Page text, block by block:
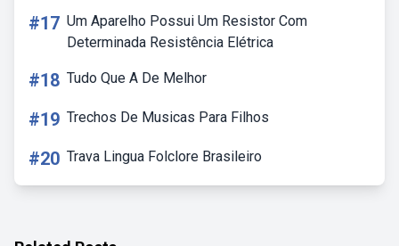
#17 Um Aparelho Possui Um Resistor Com
Determinada Resistência Elétrica
#18 Tudo Que A De Melhor
#19 Trechos De Musicas Para Filhos
#20 Trava Lingua Folclore Brasileiro